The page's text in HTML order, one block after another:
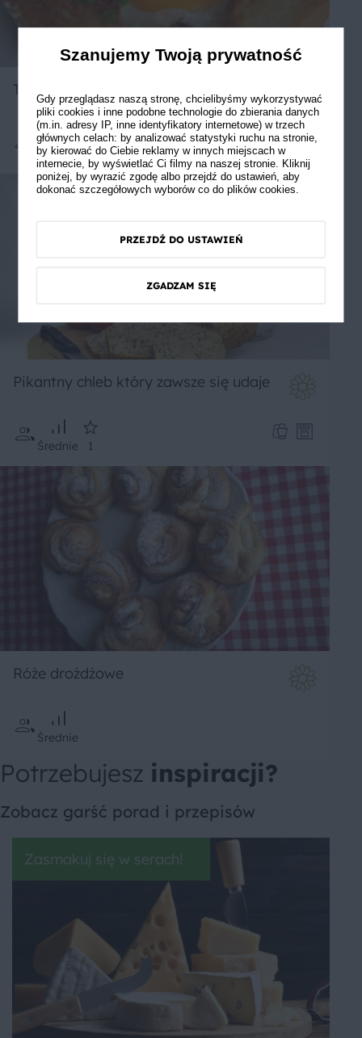
Tost z jajem sadzonym
Średnie 5
Pikantny chleb który zawsze się udaje
Średnie 1
Róże drożdżowe
Średnie
Potrzebujesz inspiracji?
Zobacz garść porad i przepisów
Zasmakuj się w serach!
Szanujemy Twoją prywatność
Gdy przeglądasz naszą stronę, chcielibyśmy wykorzystywać
pliki cookies i inne podobne technologie do zbierania danych
(m.in. adresy IP, inne identyfikatory internetowe) w trzech
głównych celach: by analizować statystyki ruchu na stronie,
by kierować do Ciebie reklamy w innych miejscach w
internecie, by wyświetlać Ci filmy na naszej stronie. Kliknij
poniżej, by wyrazić zgodę albo przejdź do ustawień, aby
dokonać szczegółowych wyborów co do plików cookies.
PRZEJDŹ DO USTAWIEŃ
ZGADZAM SIĘ